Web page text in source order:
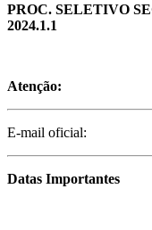
PROC. SELETIVO
2024.1.1
Atenção:
E-mail oficial:
Datas Importantes